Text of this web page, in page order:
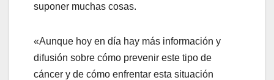
suponer muchas cosas.
«Aunque hoy en día hay más información y
difusión sobre cómo prevenir este tipo de
cáncer y de cómo enfrentar esta situación